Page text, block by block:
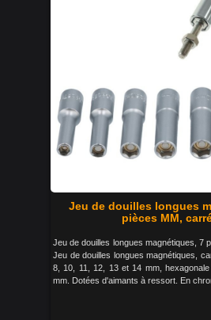
Jeu de douilles longues
pièces MM,
Jeu de douilles longues magnétiques, 7
Jeu de douilles longues magnétiques,
8, 10, 11, 12, 13 et 14 mm,
mm. Dotées d'aimants à ressort. En